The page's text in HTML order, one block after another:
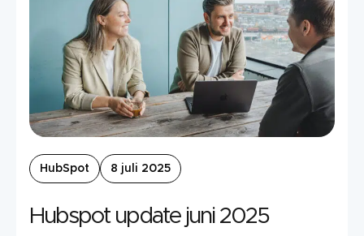
HubSpot 8 juli 2025
Hubspot update juni 2025